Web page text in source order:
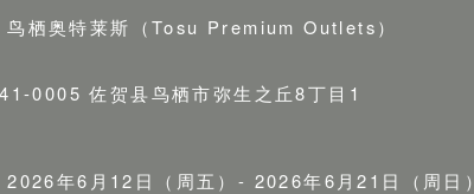
鸟栖奥特莱斯（Tosu Premium Outlets）
0005 佐贺县鸟栖市弥生之丘8丁目1
2026年6月12日（周五）- 2026年6月21日（周日）